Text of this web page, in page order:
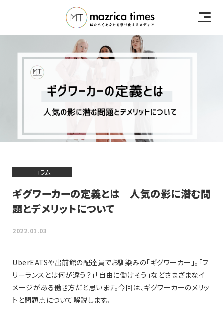
コラム
ギグワーカーの定義とは｜人気の影に潜む問
題とデメリットについて
2022.01.03
UberEATSや出前館の配達員でお馴染みの「ギグワーカー」。「フ
リーランスとは何が違う？」「自由に働けそう」などさまざまなイ
メージがある働き方だと思います。今回は、ギグワーカーのメリッ
トと問題点について解説します。